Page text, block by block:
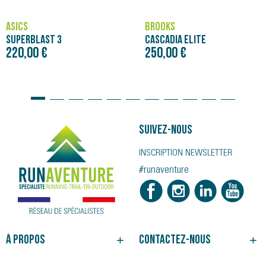
ASICS
SUPERBLAST 3
220,00 €
BROOKS
CASCADIA ELITE
250,00 €
À propos Contactez-nous
Suivez-nous
INSCRIPTION NEWSLETTER
#runaventure